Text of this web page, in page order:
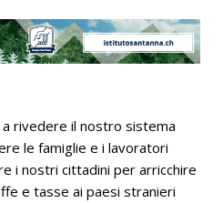
rivedere il nostro sistema
le famiglie e i lavoratori
i nostri cittadini per arricchire
e tasse ai paesi stranieri